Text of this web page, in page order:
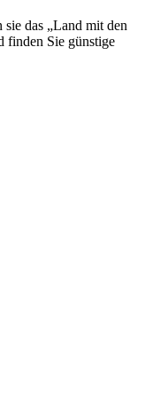
das „Land mit den
finden Sie günstige